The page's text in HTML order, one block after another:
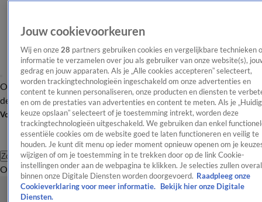
OverzichtAfleveringen Entertainment TV Algemeen
Tip
de redactieNieuwsbrief
Volg Shownieuws
Zoeken
OverzichtEntertainmentSpraakmakendRealityCrimeVideo's
Jouw cookievoorkeuren
Wij en onze 28 partners gebruiken cookies en vergelijkbare technieken
informatie te verzamelen over jou als gebruiker van onze website(s),
gedrag en jouw apparaten. Als je „Alle cookies accepteren” selecteert,
worden trackingtechnologieën ingeschakeld om onze advertenties en
content te kunnen personaliseren, onze producten en diensten te
en om de prestaties van advertenties en content te meten. Als je
keuze opslaan” selecteert of je toestemming intrekt, worden deze
trackingtechnologieën uitgeschakeld. We gebruiken dan enkel
essentiële cookies om de website goed te laten functioneren en veilig te
houden. Je kunt dit menu op ieder moment opnieuw openen om je
wijzigen of om je toestemming in te trekken door op de link Cookie-
instellingen onder aan de webpagina te klikken. Je selecties zullen overal
binnen onze Digitale Diensten worden doorgevoerd. Raadpleeg onze
Cookieverklaring voor meer informatie.
Bekijk hier onze Digitale
Diensten.